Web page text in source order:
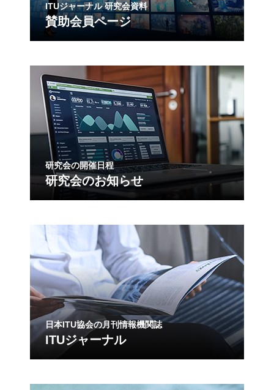
ITUジャーナル 研究会資料
賛助会員ページ
研究会の開催日程
研究会のお知らせ
日本ITU協会の月刊情報機関誌
ITUジャーナル